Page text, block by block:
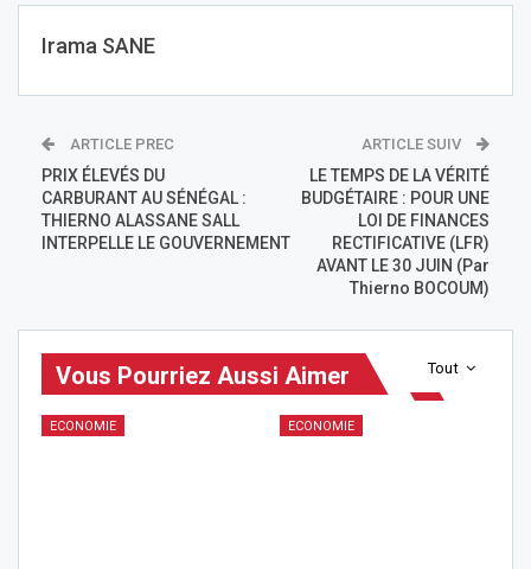
Irama SANE
ARTICLE PREC
PRIX ÉLEVÉS DU
CARBURANT AU SÉNÉGAL :
THIERNO ALASSANE SALL
INTERPELLE LE GOUVERNEMENT
ARTICLE SUIV
LE TEMPS DE LA VÉRITÉ
BUDGÉTAIRE : POUR UNE
LOI DE FINANCES
RECTIFICATIVE (LFR)
AVANT LE 30 JUIN (Par
Thierno BOCOUM)
Tout
Vous Pourriez Aussi Aimer
ECONOMIE ECONOMIE